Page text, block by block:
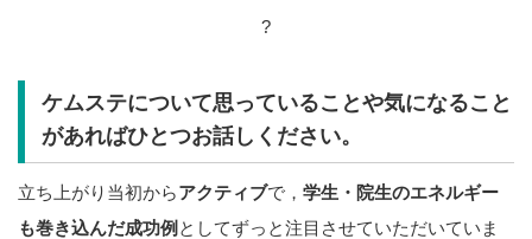
?
ケムステについて思っていることや気になること
があればひとつお話しください。
立ち上がり当初からアクティブで， 学生・院生のエネルギー
も巻き込んだ成功例 としてずっと注目させていただいていま